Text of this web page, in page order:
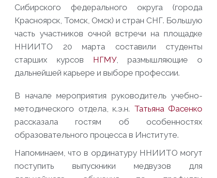
Сибирского федерального округа (города
Красноярск, Томск, Омск) и стран СНГ. Большую
часть участников очной встречи на площадке
ННИИТО 20 марта составили студенты
старших курсов НГМУ, размышляющие о
дальнейшей карьере и выборе профессии.
В начале мероприятия руководитель учебно-
методического отдела, к.э.н. Татьяна Фасенко
рассказала гостям об особенностях
образовательного процесса в Институте.
Напоминаем, что в ординатуру ННИИТО могут
поступить выпускники медвузов для